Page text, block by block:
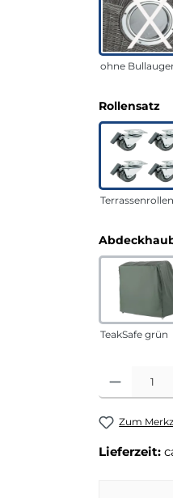
ohne
Rollensatz
Terrassenrollen
TeakSafe grün
Produkt
Zum
Lieferzeit: